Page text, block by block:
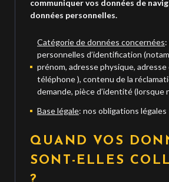
communiquer vos données de
données personnelles.
Catégorie de données concernées
personnelles d’identification
prénom, adresse physique, adresse
téléphone ), contenu de la
demande, pièce d’identité (lorsque
Base légale: nos obligations légales
QUAND VOS
SONT-ELLES